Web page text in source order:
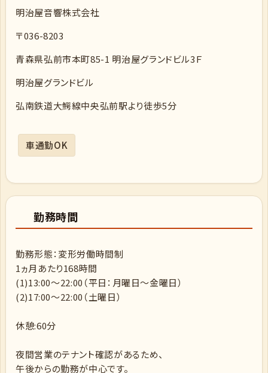
明治屋音響株式会社
〒036-8203
青森県弘前市本町85-1 明治屋グランドビル3Ｆ
明治屋グランドビル
弘南鉄道大鰐線中央弘前駅より徒歩5分
車通勤OK
勤務時間
勤務形態：変形労働時間制
1ヵ月あたり168時間
(1)13:00～22:00（平日：月曜日～金曜日）
(2)17:00～22:00（土曜日）
休憩:60分
夜間営業のテナント確認があるため、
午後からの勤務が中心です。